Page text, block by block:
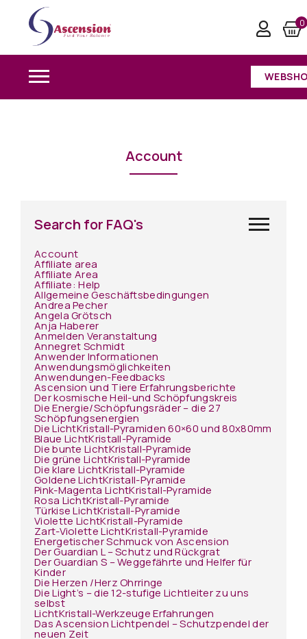
0
Account
Search for FAQ's
Account
Affiliate area
Affiliate Area
Affiliate: Help
Allgemeine Geschäftsbedingungen
Andrea Pecher
Angela Grötsch
Anja Haberer
Anmelden Veranstaltung
Annegret Schmidt
Anwender Informationen
Anwendungsmöglichkeiten
Anwendungen-Feedbacks
Ascension und Tiere Erfahrungsberichte
Der kosmische Heil-und Schöpfungskreis
Die Energie/Schöpfungsräder – die 27
Schöpfungsenergien
Die LichtKristall-Pyramiden 60×60 und 80x80mm
Blaue LichtKristall-Pyramide
Die bunte LichtKristall-Pyramide
Die grüne LichtKristall-Pyramide
Die klare LichtKristall-Pyramide
Goldene LichtKristall-Pyramide
Pink-Magenta LichtKristall-Pyramide
Rosa LichtKristall-Pyramide
Türkise LichtKristall-Pyramide
Violette LichtKristall-Pyramide
Zart-Violette LichtKristall-Pyramide
Energetischer Schmuck von Ascension
Der Guardian L – Schutz und Rückgrat
Der Guardian S – Weggefährte und Helfer für
Kinder
Die Herzen /Herz Ohrringe
Die Light’s – die 12-stufige Lichtleiter zu uns
selbst
LichtKristall-Werkzeuge Erfahrungen
Das Ascension Lichtpendel – Schutzpendel der
neuen Zeit